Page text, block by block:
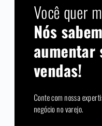
Você quer
Nós
aumentar
vendas!
Conte com nossa
negócio no varejo.